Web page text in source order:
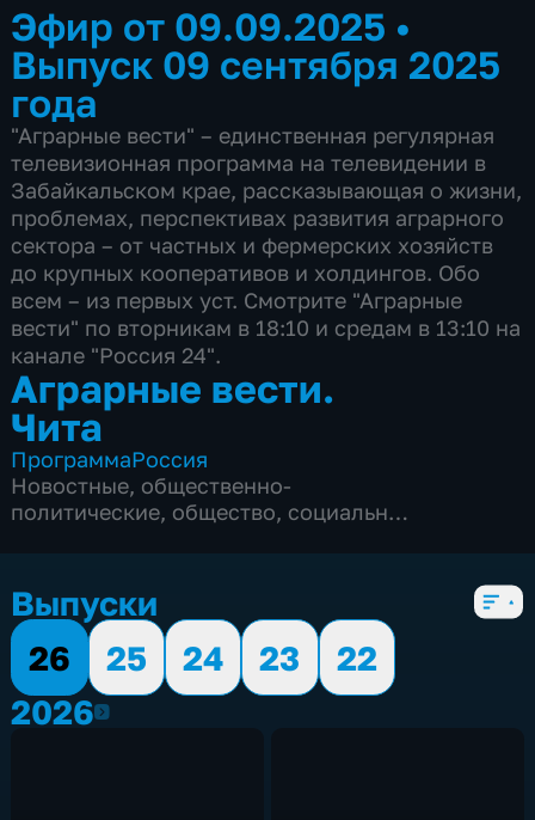
Эфир от 09.09.2025 •
Выпуск 09 сентября 2025
года
"Аграрные вести" – единственная регулярная
телевизионная программа на телевидении в
Забайкальском крае, рассказывающая о жизни,
проблемах, перспективах развития аграрного
сектора – от частных и фермерских хозяйств
до крупных кооперативов и холдингов. Обо
всем – из первых уст. Смотрите "Аграрные
вести" по вторникам в 18:10 и средам в 13:10 на
канале "Россия 24".
Аграрные вести.
Чита
ПрограммаРоссия
Новостные, общественно-
политические, общество, социально-
Выпуски
26
25 24 23
22
20262026